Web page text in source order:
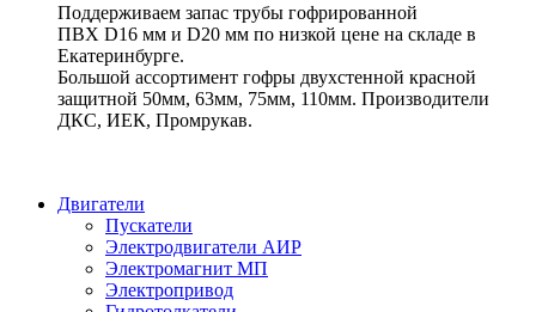
Поддерживаем запас трубы гофрированной
ПВХ D16 мм и D20 мм по низкой цене на складе в
Екатеринбурге.
Большой ассортимент гофры двухстенной красной
защитной 50мм, 63мм, 75мм, 110мм. Производители
ДКС, ИЕК, Промрукав.
Двигатели
Пускатели
Электродвигатели АИР
Электромагнит МП
Электропривод